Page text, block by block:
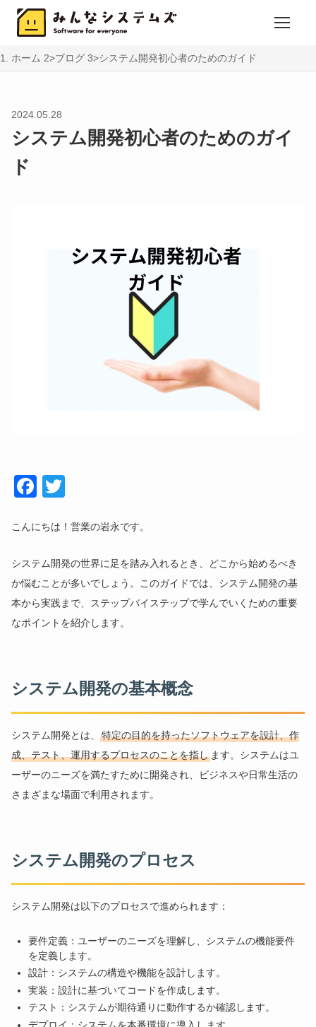
ホーム ブログ システム開発初心者のためのガイド
2024.05.28
システム開発初心者のためのガイ
ド
Face
こんにちは！営業の岩永です。
システム開発の世界に足を踏み入れるとき、どこから始めるべき
か悩むことが多いでしょう。このガイドでは、システム開発の基
本から実践まで、ステップバイステップで学んでいくための重要
なポイントを紹介します。
システム開発の基本概念
システム開発とは、特定の目的を持ったソフトウェアを設計、作
成、テスト、運用するプロセスのことを指し ます。システムはユ
ーザーのニーズを満たすために開発され、ビジネスや日常生活の
さまざまな場面で利用されます。
システム開発のプロセス
システム開発は以下のプロセスで進められます：
要件定義：ユーザーのニーズを理解し、システムの機能要件
を定義します。
設計：システムの構造や機能を設計します。
実装：設計に基づいてコードを作成します。
テスト：システムが期待通りに動作するか確認します。
デプロイ：システムを本番環境に導入します。